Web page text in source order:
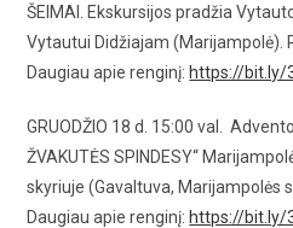
ŠEIMAI. Ekskursijos pradžia
Vytautui Didžiajam (Marijampolė).
Daugiau apie renginį: https://bit.ly/
GRUODŽIO 18 d. 15:00 val.
ŽVAKUTĖS SPINDESY“
skyriuje (Gavaltuva, Marijampolės
Daugiau apie renginį: https://bit.ly/